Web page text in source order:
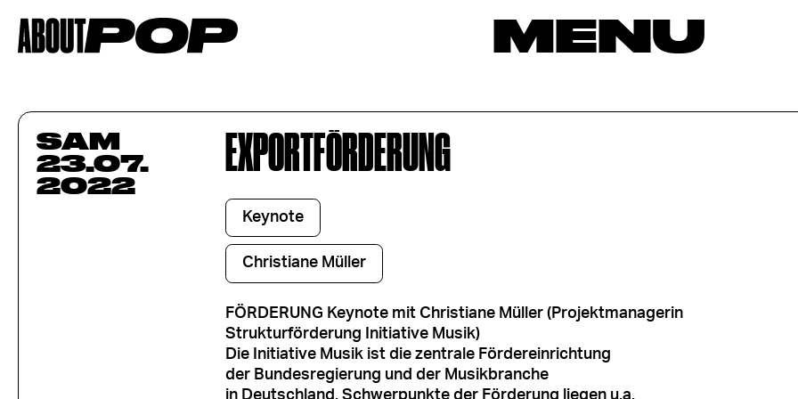
MENU
SAM
23.07.
2022
EXPORTFÖRDERUNG
Keynote
Christiane Müller
FÖRDERUNG Keynote mit Christiane Müller (Projektmanagerin
Strukturförderung Initiative Musik)
Die Initiative Musik ist die zentrale Fördereinrichtung
der Bundesregierung und der Musikbranche
in Deutschland. Schwerpunkte der Förderung liegen u.a.